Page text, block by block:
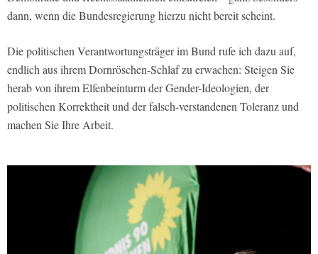
dann, wenn die Bundesregierung hierzu nicht bereit scheint.
Die politischen Verantwortungsträger im Bund rufe ich dazu auf,
endlich aus ihrem Dornröschen-Schlaf zu erwachen: Steigen Sie
herab von ihrem Elfenbeinturm der Gender-Ideologien, der
politischen Korrektheit und der falsch-verstandenen Toleranz und
machen Sie Ihre Arbeit.